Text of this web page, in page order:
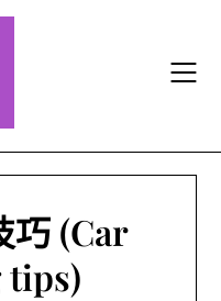
巧 (Car
tips)